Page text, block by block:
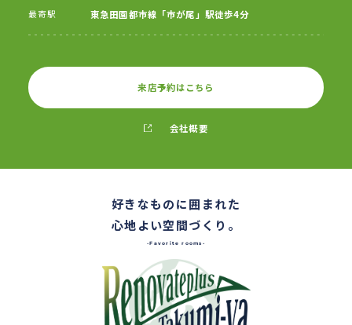
最寄駅 東急田園都市線「市が尾」駅徒歩4分
来店予約はこちら
会社概要
好きなものに囲まれた
心地よい空間づくり。
-Favorite rooms-